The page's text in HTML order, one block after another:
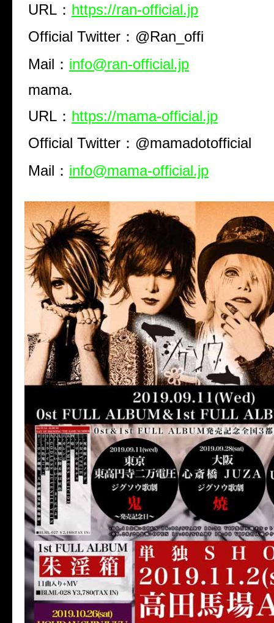
URL： https://ran-official.jp
Official Twitter：@Ran_offi
Mail： info@ran-official.jp
mama.
URL： https://mama-official.jp
Official Twitter：@mamadotofficial
Mail： info@mama-official.jp